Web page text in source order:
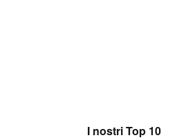
I nostri Top 10